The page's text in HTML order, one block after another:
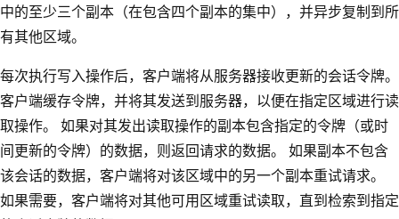
中的至少三个副本（在包含四个副本的集中），并异步复制到所
有其他区域。
每次执行写入操作后，客户端将从服务器接收更新的会话令牌。
客户端缓存令牌，并将其发送到服务器，以便在指定区域进行读
取操作。 如果对其发出读取操作的副本包含指定的令牌（或时
间更新的令牌）的数据，则返回请求的数据。 如果副本不包含
该会话的数据，客户端将对该区域中的另一个副本重试请求。
如果需要，客户端将对其他可用区域重试读取，直到检索到指定